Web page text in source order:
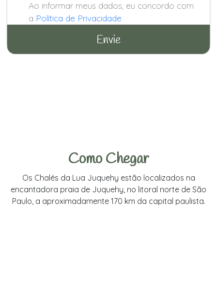
Ao informar meus dados, eu concordo com
a Política de Privacidade
Como Chegar
Os Chalés da Lua Juquehy estão localizados na
encantadora praia de Juquehy, no litoral norte de São
Paulo, a aproximadamente 170 km da capital paulista.